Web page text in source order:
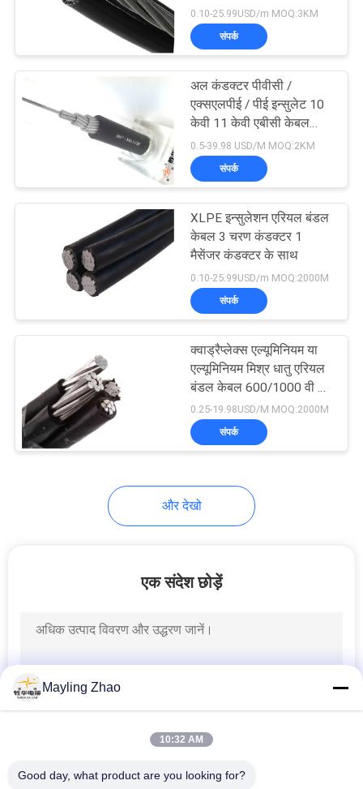
रबड़ शीटहेड केबल
नियंत्रण केबल्स
शील्ड इंस्ट्रूमेंट केबल
उच्च तापमान केबल
0.10-25.99USD/m MOQ:3KM
संपर्क
अल कंडक्टर पीवीसी /
एक्सएलपीई / पीई इन्सुलेट 10
केवी 11 केवी एबीसी केबल
ओवरहेड एल्यूमिनियम कंडक्टर
0.5-39.98 USD/M MOQ:2KM
संपर्क
XLPE इन्सुलेशन एरियल बंडल
केबल 3 चरण कंडक्टर 1
मैसेंजर कंडक्टर के साथ
0.10-25.99USD/m MOQ:2000M
संपर्क
क्वाड्रैप्लेक्स एल्यूमिनियम या
एल्यूमिनियम मिश्र धातु एरियल
बंडल केबल 600/1000 वी पीई
इन्सुलेशन एबीसी केबल
0.25-19.98USD/M MOQ:2000M
संपर्क
और देखो
एक संदेश छोड़ें
Mayling Zhao
10:32 AM
Good day, what product are you looking for?